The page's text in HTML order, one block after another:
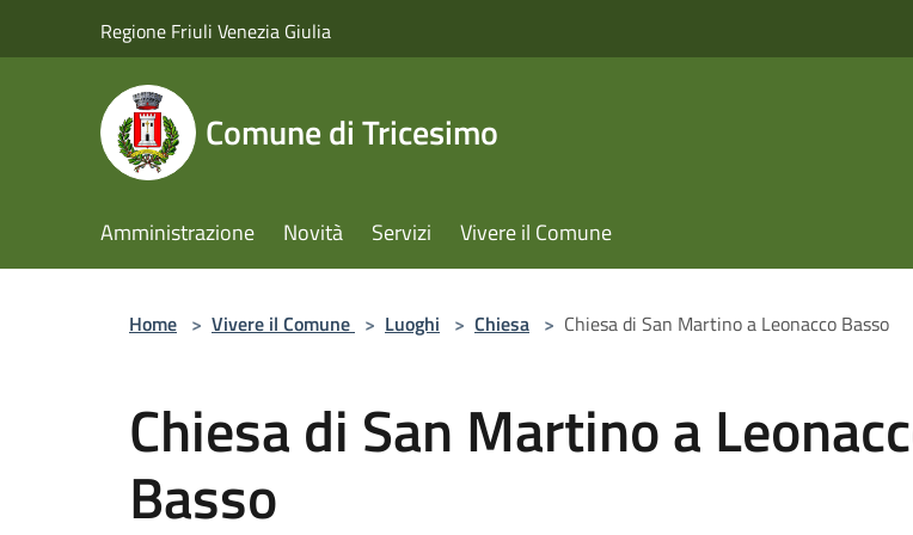
Regione Friuli Venezia Giulia
Comune di Tricesimo
Amministrazione Novità Servizi Vivere il Comune
Home > Vivere il Comune > Luoghi > Chiesa > Chiesa di San Martino a Leonacco Basso
Chiesa di San Martino a
Basso